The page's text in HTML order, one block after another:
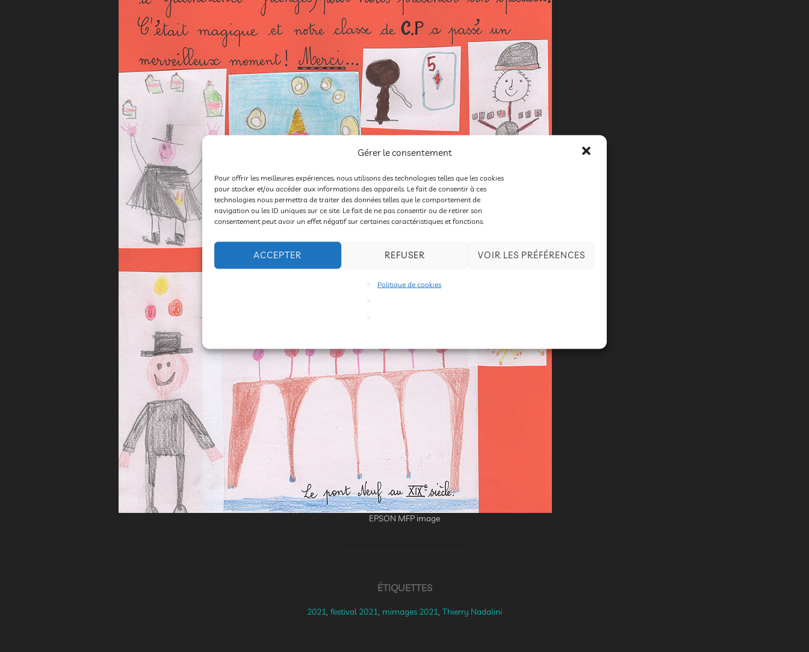
Gérer le consentement
Pour offrir les meilleures expériences, nous utilisons des technologies telles que les cookies
pour stocker et/ou accéder aux informations des appareils. Le fait de consentir à ces
technologies nous permettra de traiter des données telles que le comportement de
navigation ou les ID uniques sur ce site. Le fait de ne pas consentir ou de retirer son
consentement peut avoir un effet négatif sur certaines caractéristiques et fonctions.
ACCEPTER REFUSER VOIR LES PRÉFÉRENCES
Politique de cookies
EPSON MFP image
ÉTIQUETTES
2021, festival 2021, mimages 2021, Thierry Nadalini